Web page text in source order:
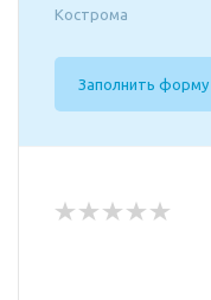
Кострома
Заполнить форму